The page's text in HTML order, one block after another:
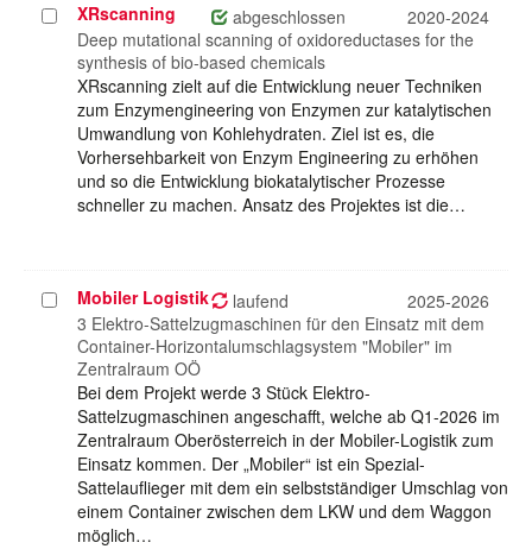
Projekt
auswählen
XRscanning abgeschlossen
2020-2024
Deep mutational scanning of oxidoreductases for the
synthesis of bio-based chemicals
XRscanning zielt auf die Entwicklung neuer Techniken
zum Enzymengineering von Enzymen zur katalytischen
Umwandlung von Kohlehydraten. Ziel ist es, die
Vorhersehbarkeit von Enzym Engineering zu erhöhen
und so die Entwicklung biokatalytischer Prozesse
schneller zu machen. Ansatz des Projektes ist die…
Projekt
auswählen
Mobiler Logistik laufend
2025-2026
3 Elektro-Sattelzugmaschinen für den Einsatz mit dem
Container-Horizontalumschlagsystem "Mobiler" im
Zentralraum OÖ
Bei dem Projekt werde 3 Stück Elektro-
Sattelzugmaschinen angeschafft, welche ab Q1-2026 im
Zentralraum Oberösterreich in der Mobiler-Logistik zum
Einsatz kommen. Der „Mobiler“ ist ein Spezial-
Sattelauflieger mit dem ein selbstständiger Umschlag von
einem Container zwischen dem LKW und dem Waggon
möglich…